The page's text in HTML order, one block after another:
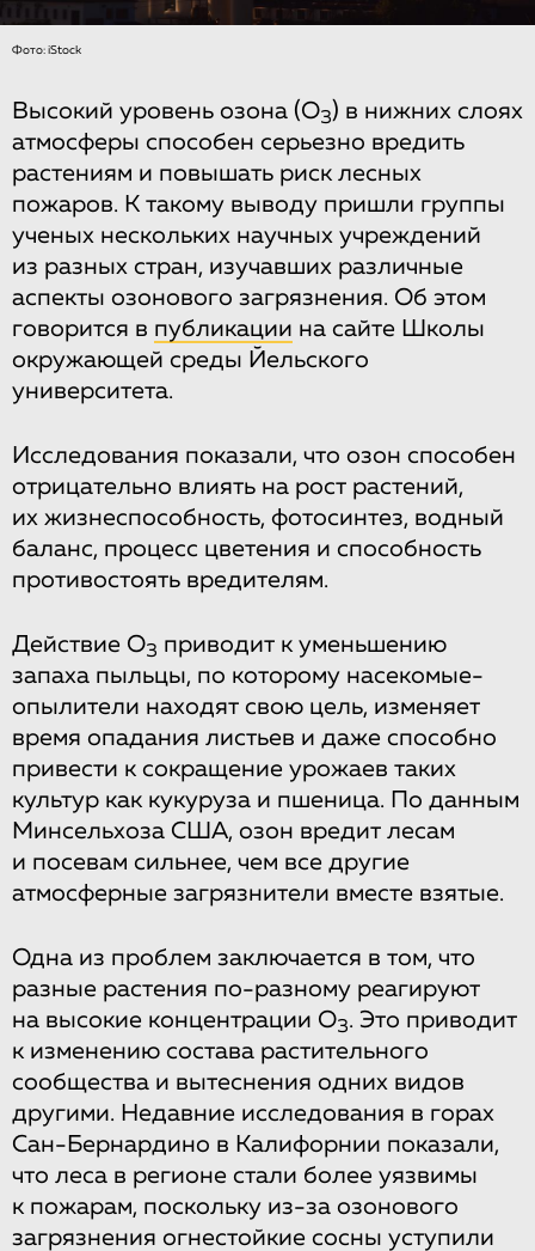
Фото: iStock
Высокий уровень озона (O3) в нижних слоях
атмосферы способен серьезно вредить
растениям и повышать риск лесных
пожаров. К такому выводу пришли группы
ученых нескольких научных учреждений
из разных стран, изучавших различные
аспекты озонового загрязнения. Об этом
говорится в публикации на сайте Школы
окружающей среды Йельского
университета.
Исследования показали, что озон способен
отрицательно влиять на рост растений,
их жизнеспособность, фотосинтез, водный
баланс, процесс цветения и способность
противостоять вредителям.
Действие O3 приводит к уменьшению
запаха пыльцы, по которому насекомые-
опылители находят свою цель, изменяет
время опадания листьев и даже способно
привести к сокращение урожаев таких
культур как кукуруза и пшеница. По данным
Минсельхоза США, озон вредит лесам
и посевам сильнее, чем все другие
атмосферные загрязнители вместе взятые.
Одна из проблем заключается в том, что
разные растения по-разному реагируют
на высокие концентрации О3. Это приводит
к изменению состава растительного
сообщества и вытеснения одних видов
другими. Недавние исследования в горах
Сан-Бернардино в Калифорнии показали,
что леса в регионе стали более уязвимы
к пожарам, поскольку из-за озонового
загрязнения огнестойкие сосны уступили